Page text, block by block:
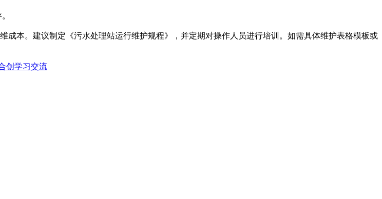
本。建议制定《污水处理站运行维护规程》，并定期对操作人员进行培训。如需具体维护表格模板或
创学习交流